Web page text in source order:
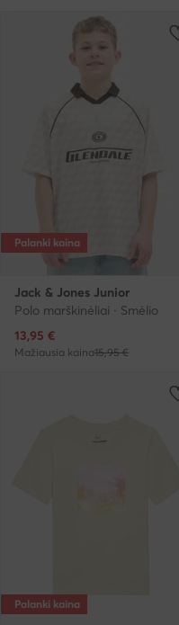
Palanki kaina
Jack & Jones Junior
Polo marškinėliai · Smėlio
Dabartinė kaina
13,95 €
Mažiausia kaina15,95 €
Palanki kaina